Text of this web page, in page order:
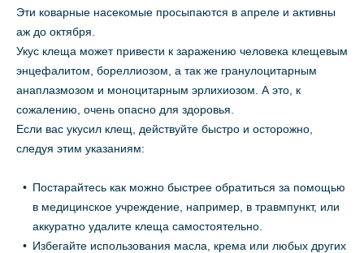
Эти коварные насекомые просыпаются в апреле и активны
аж до октября.
Укус клеща может привести к заражению человека клещевым
энцефалитом, бореллиозом, а так же гранулоцитарным
анаплазмозом и моноцитарным эрлихиозом. А это, к
сожалению, очень опасно для здоровья.
Если вас укусил клещ, действуйте быстро и осторожно,
следуя этим указаниям:
Постарайтесь как можно быстрее обратиться за помощью
в медицинское учреждение, например, в травмпункт, или
аккуратно удалите клеща самостоятельно.
Избегайте использования масла, крема или любых других